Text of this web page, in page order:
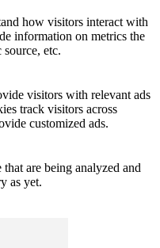
how visitors interact with
information on metrics the
etc.
visitors with relevant ads
track visitors across
customized ads.
are being analyzed and
as yet.